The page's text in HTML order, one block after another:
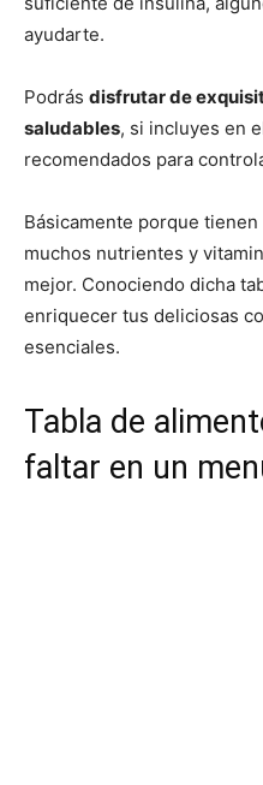
ayudarte.
Podrás disfrutar de
saludables, si incluyes en
recomendados para
Básicamente porque
muchos nutrientes y
mejor. Conociendo dicha
enriquecer tus deliciosas
esenciales.
Tabla de
faltar en un